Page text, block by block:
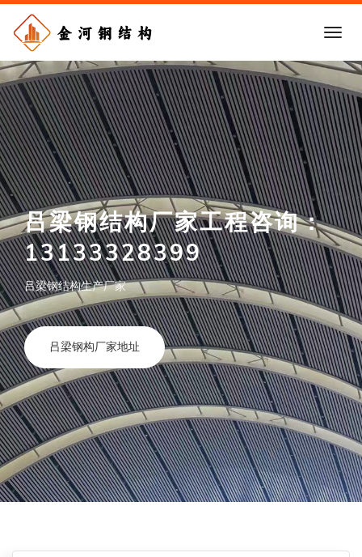
吕梁钢结构厂家工程咨询：
13133328399
吕梁钢结构生产厂家
吕梁钢构厂家地址